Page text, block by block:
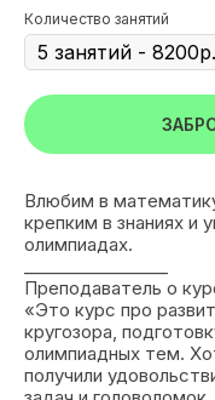
Количество занятий
Влюбим в
крепким в знаниях и
олимпиадах.
Преподаватель о
«Это курс про
кругозора,
олимпиадных тем.
получили